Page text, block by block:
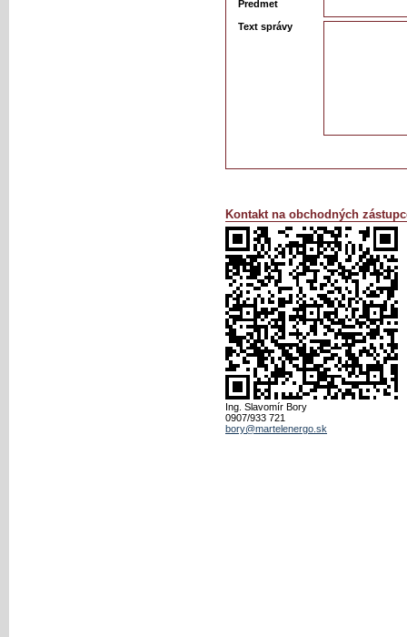
Predmet
Text správy
Kontakt na obchodných
Ing. Slavomír Bory
0907/933 721
bory@martelenergo.sk